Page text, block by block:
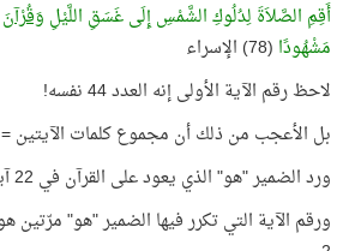
أَقِمِ الصَّلاَةَ لِدُلُوكِ الشَّمْسِ إِلَى غَسَقِ اللَّيْلِ وَقُرْآنَ
مَشْهُودًا (78) الإسراء
لاحظ رقم الآية الأولى إنه العدد 44 نفسه!
بل الأعجب من ذلك أن مجموع كلمات الآيتين = 44 كلمة!
ورد الضمير "هو" الذي يعود على القرآن في 22 آية!